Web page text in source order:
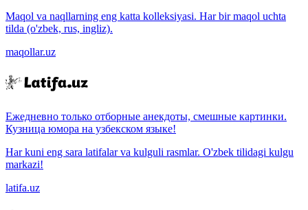
Maqol va naqllarning eng katta kolleksiyasi. Har bir maqol uchta
tilda (o'zbek, rus, ingliz).
maqollar.uz
Ежедневно только отборные анекдоты, смешные картинки.
Кузница юмора на узбекском языке!
Har kuni eng sara latifalar va kulguli rasmlar. O'zbek tilidagi kulgu
markazi!
latifa.uz